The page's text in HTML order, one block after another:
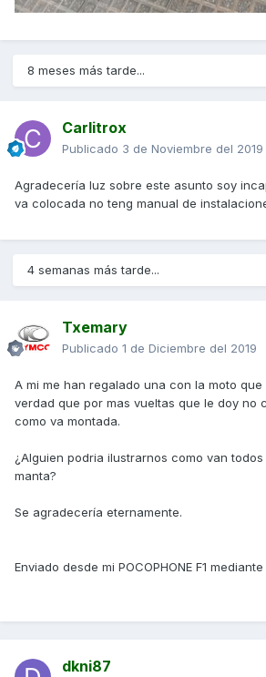
8 meses más tarde...
Carlitrox
Publicado 3 de Noviembre del 2019
Agradecería luz sobre este asunto soy
va colocada no teng manual de
4 semanas más tarde...
Txemary
Publicado 1 de Diciembre del 2019
A mi me han regalado una con la moto
verdad que por mas vueltas que le doy no
como va montada.
¿Alguien podria ilustrarnos como van
manta?
Se agradecería eternamente.
Enviado desde mi POCOPHONE F1
dkni87